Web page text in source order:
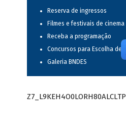
Reserva de ingressos
Filmes e festivais de cinema
Receba a programação
Concursos para Escolha de
Galeria BNDES